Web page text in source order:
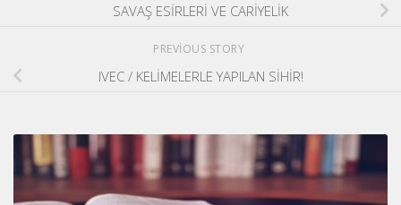
SAVAŞ ESİRLERİ VE CARİYELİK
PREVIOUS STORY
IVEC / KELİMELERLE YAPILAN SİHİR!